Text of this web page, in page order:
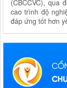
(CBCCVC), qua
cao trình độ
đáp ứng tốt hơn